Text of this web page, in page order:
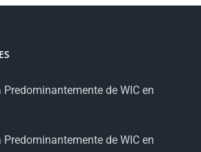
de WIC en
de WIC en